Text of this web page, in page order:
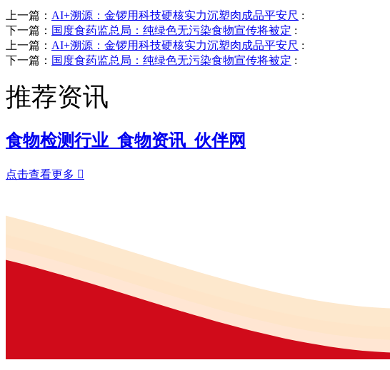
上一篇： AI+溯源：金锣用科技硬核实力沉塑肉成品平安尺 :
下一篇： 国度食药监总局：纯绿色无污染食物宣传将被定 :
上一篇： AI+溯源：金锣用科技硬核实力沉塑肉成品平安尺 :
下一篇： 国度食药监总局：纯绿色无污染食物宣传将被定 :
推荐资讯
食物检测行业_食物资讯_伙伴网
点击查看更多 